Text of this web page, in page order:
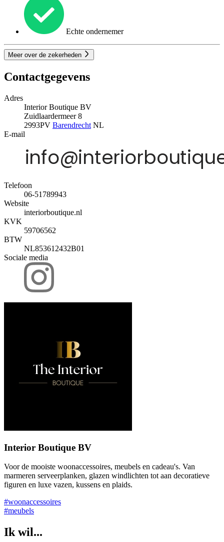
Echte ondernemer
Meer over de zekerheden
Contactgegevens
Adres
Interior Boutique BV
Zuidlaardermeer 8
2993PV Barendrecht NL
E-mail
Telefoon
06-51789943
Website
interiorboutique.nl
KVK
59706562
BTW
NL853612432B01
Sociale media
Interior Boutique BV
Voor de mooiste woonaccessoires, meubels en cadeau's. Van
marmeren serveerplanken, glazen windlichten tot aan decoratieve
figuren en luxe vazen, kussens en plaids.
#woonaccessoires
#meubels
Ik wil...